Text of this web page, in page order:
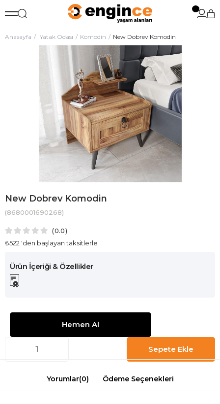
Anasayfa Yatak Odası Komodin New Dobrev Komodin
New Dobrev Komodin
(8680001690268)
0.0
₺522 'den başlayan taksitlerle
Yorumlar(0) Ödeme Seçenekleri